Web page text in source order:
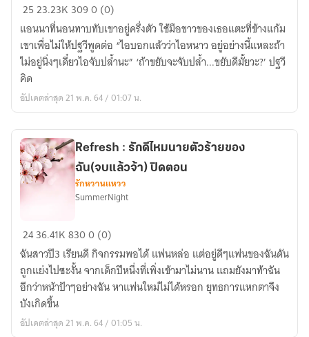
แผน
ร้าย
อุบาย
ซ่อน
รัก
2523.23K 3090 (0)
แอนนาที่นอนทาบทับเขาอยู่ครึ่งตัว ใช้มือขาวของเธอแตะที่ข้างแก้ม
เขาเพื่อไม่ให้ปฐวีพูดต่อ “ไอบอกแล้วว่าไอหนาว อยู่อย่างนี้แหละถ้า
ไม่อยู่นิ่งๆเดี๋ยวไอจับปล้ำนะ” ‘ถ้าขยับจะจับปล้ำ...ขยับดีมั้ยวะ?’ ปฐวี
คิด
อัปเดตล่าสุด 21 พ.ค. 64 / 01:07 น.
Refresh
:
รัก
ดี
ไหม
นาย
ตัว
Refresh : รักดีไหมนายตัวร้ายของ
ฉัน(จบแล้วจ้า) ปิดตอน
รักหวานแหวว
SummerNight
2436.41K8300 (0)
ฉันสาวปี3 เรียนดี กิจกรรมพอได้ แฟนหล่อ แต่อยู่ดีๆแฟนของฉันดัน
ถูกแย่งไปซะงั้น จากเด็กปีหนึ่งที่เพิ่งเข้ามาไม่นาน แถมยังมาท้าฉัน
อีกว่าหน้าป้าๆอย่างฉัน หาแฟนใหม่ไม่ได้หรอก ยุทธการแหกตาจึง
บังเกิดขึ้น
อัปเดตล่าสุด 21 พ.ค. 64 / 01:05 น.